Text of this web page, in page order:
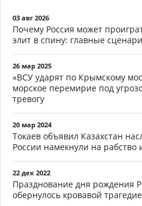
03 авг 2026
Почему Россия может
элит в спину: главные
26 мар 2025
«ВСУ ударят по Крымскому
морское перемирие под
тревогу
20 мар 2024
Токаев объявил Казахстан
России намекнули на рабство
22 дек 2022
Празднование дня рождения
обернулось кровавой